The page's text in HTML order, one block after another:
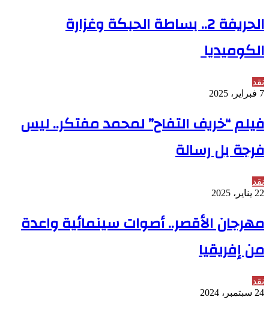
الحريفة 2.. بساطة الحبكة وغزارة
الكوميديا
نقد
7 فبراير، 2025
فيلم “خريف التفاح” لمحمد مفتكر.. ليس
فرجة بل رسالة
نقد
22 يناير، 2025
مهرجان الأقصر.. أصوات سينمائية واعدة
من إفريقيا
نقد
24 سبتمبر، 2024